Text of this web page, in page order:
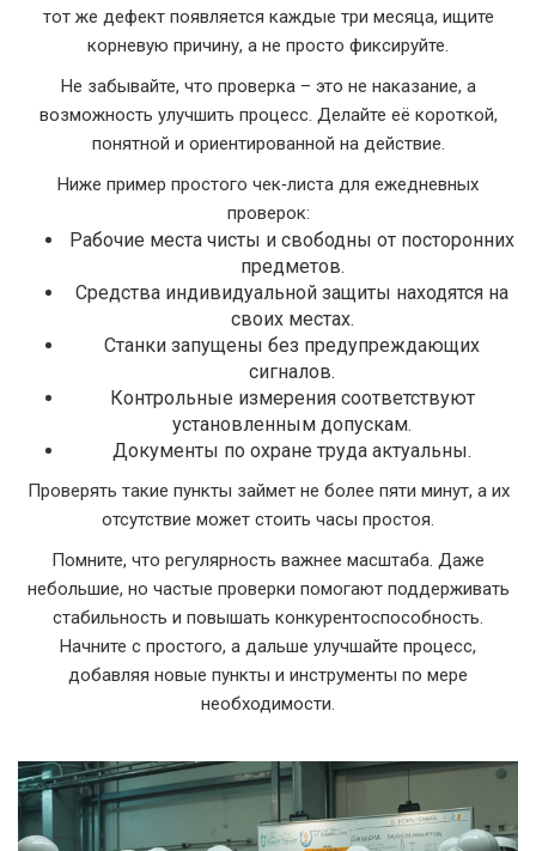
тот же дефект появляется каждые три месяца, ищите
корневую причину, а не просто фиксируйте.
Не забывайте, что проверка – это не наказание, а
возможность улучшить процесс. Делайте её короткой,
понятной и ориентированной на действие.
Ниже пример простого чек‑листа для ежедневных
проверок:
Рабочие места чисты и свободны от посторонних
предметов.
Средства индивидуальной защиты находятся на
своих местах.
Станки запущены без предупреждающих
сигналов.
Контрольные измерения соответствуют
установленным допускам.
Документы по охране труда актуальны.
Проверять такие пункты займет не более пяти минут, а их
отсутствие может стоить часы простоя.
Помните, что регулярность важнее масштаба. Даже
небольшие, но частые проверки помогают поддерживать
стабильность и повышать конкурентоспособность.
Начните с простого, а дальше улучшайте процесс,
добавляя новые пункты и инструменты по мере
необходимости.